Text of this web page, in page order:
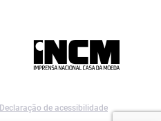
Declaração de acessibilidade